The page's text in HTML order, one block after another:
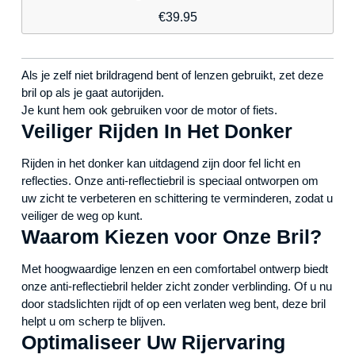
€39.95
Als je zelf niet brildragend bent of lenzen gebruikt, zet deze
bril op als je gaat autorijden.
Je kunt hem ook gebruiken voor de motor of fiets.
Veiliger Rijden In Het Donker
Rijden in het donker kan uitdagend zijn door fel licht en
reflecties. Onze anti-reflectiebril is speciaal ontworpen om
uw zicht te verbeteren en schittering te verminderen, zodat u
veiliger de weg op kunt.
Waarom Kiezen voor Onze Bril?
Met hoogwaardige lenzen en een comfortabel ontwerp biedt
onze anti-reflectiebril helder zicht zonder verblinding. Of u nu
door stadslichten rijdt of op een verlaten weg bent, deze bril
helpt u om scherp te blijven.
Optimaliseer Uw Rijervaring